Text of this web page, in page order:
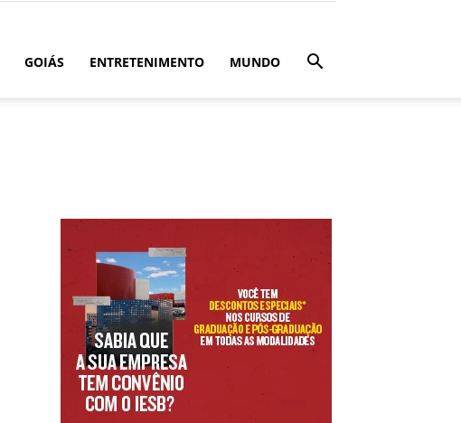
GOIÁS ENTRETENIMENTO MUNDO